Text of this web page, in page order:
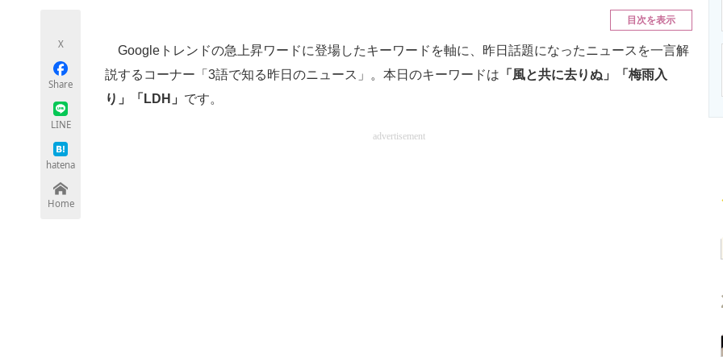
エネルギーの
X
Share
LINE
hatena
Home
目次を表示
Googleトレンドの急上昇ワードに登場したキーワードを軸に、昨日話題になったニュースを一言解
説するコーナー「3語で知る昨日のニュース」。本日のキーワードは 「風と共に去りぬ」「梅雨入
り」「LDH」 です。
advertisement